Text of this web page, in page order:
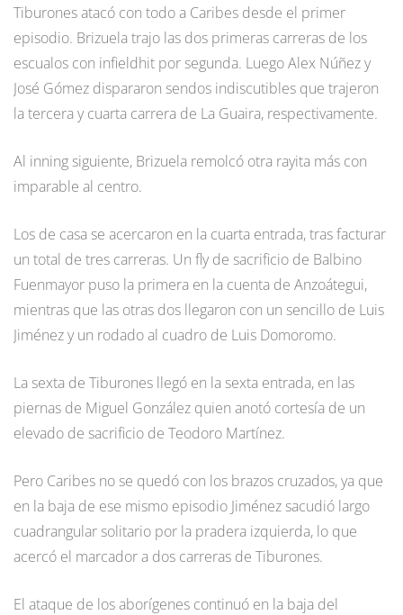
Tiburones atacó con todo a Caribes desde el primer
episodio. Brizuela trajo las dos primeras carreras de los
escualos con infieldhit por segunda. Luego Alex Núñez y
José Gómez dispararon sendos indiscutibles que trajeron
la tercera y cuarta carrera de La Guaira, respectivamente.
Al inning siguiente, Brizuela remolcó otra rayita más con
imparable al centro.
Los de casa se acercaron en la cuarta entrada, tras facturar
un total de tres carreras. Un fly de sacrificio de Balbino
Fuenmayor puso la primera en la cuenta de Anzoátegui,
mientras que las otras dos llegaron con un sencillo de Luis
Jiménez y un rodado al cuadro de Luis Domoromo.
La sexta de Tiburones llegó en la sexta entrada, en las
piernas de Miguel González quien anotó cortesía de un
elevado de sacrificio de Teodoro Martínez.
Pero Caribes no se quedó con los brazos cruzados, ya que
en la baja de ese mismo episodio Jiménez sacudió largo
cuadrangular solitario por la pradera izquierda, lo que
acercó el marcador a dos carreras de Tiburones.
El ataque de los aborígenes continuó en la baja del